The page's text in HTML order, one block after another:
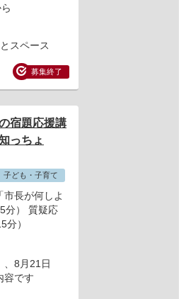
スペース
募集終了
宿題応援講
っちょ
子ども・子育て
長が何しよ
分） 質疑応
分）
、8月21日
容です